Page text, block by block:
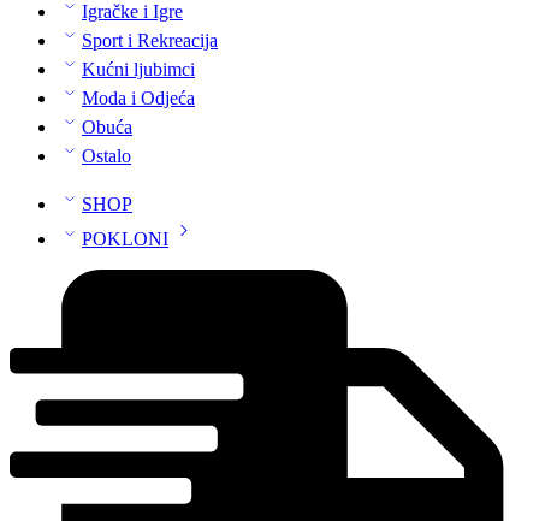
Igračke i Igre
Sport i Rekreacija
Kućni ljubimci
Moda i Odjeća
Obuća
Ostalo
SHOP
POKLONI